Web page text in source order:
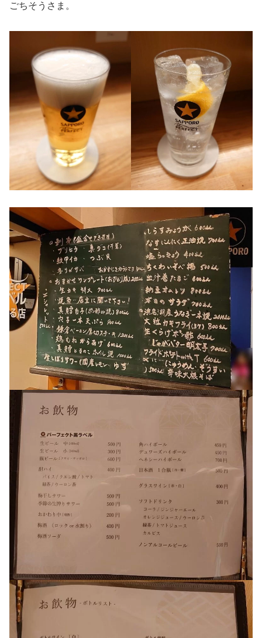
ごちそうさま。